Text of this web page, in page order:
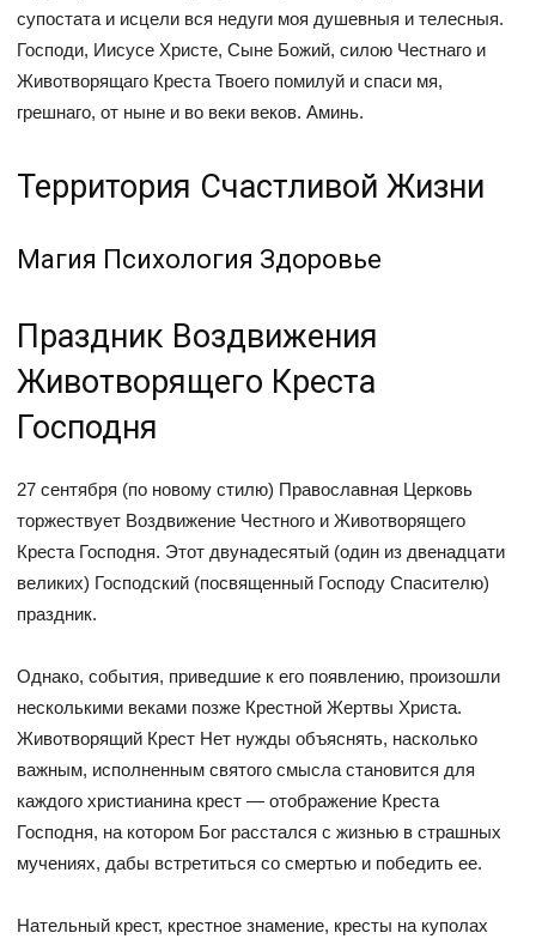
супостата и исцели вся недуги моя душевныя и телесныя.
Господи, Иисусе Христе, Сыне Божий, силою Честнаго и
Животворящаго Креста Твоего помилуй и спаси мя,
грешнаго, от ныне и во веки веков. Аминь.
Территория Счастливой Жизни
Магия Психология Здоровье
Праздник Воздвижения
Животворящего Креста
Господня
27 сентября (по новому стилю) Православная Церковь
торжествует Воздвижение Честного и Животворящего
Креста Господня. Этот двунадесятый (один из двенадцати
великих) Господский (посвященный Господу Спасителю)
праздник.
Однако, события, приведшие к его появлению, произошли
несколькими веками позже Крестной Жертвы Христа.
Животворящий Крест Нет нужды объяснять, насколько
важным, исполненным святого смысла становится для
каждого христианина крест — отображение Креста
Господня, на котором Бог расстался с жизнью в страшных
мучениях, дабы встретиться со смертью и победить ее.
Нательный крест, крестное знамение, кресты на куполах